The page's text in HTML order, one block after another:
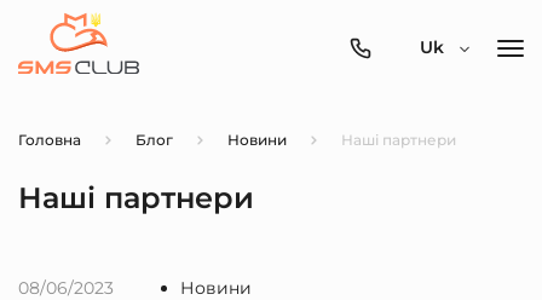
0800-
Uk
Головна Блог Новини Наші партнери
Наші партнери
08/06/2023 Новини